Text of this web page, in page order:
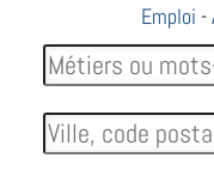
Emploi -